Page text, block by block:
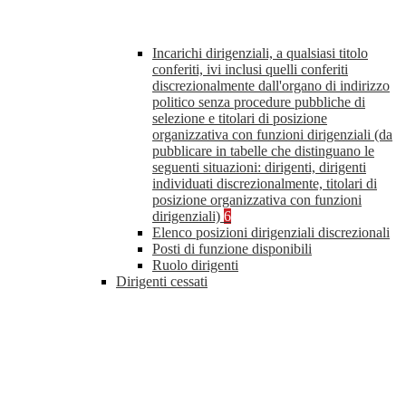
Incarichi dirigenziali, a qualsiasi titolo
conferiti, ivi inclusi quelli conferiti
discrezionalmente dall'organo di indirizzo
politico senza procedure pubbliche di
selezione e titolari di posizione
organizzativa con funzioni dirigenziali (da
pubblicare in tabelle che distinguano le
seguenti situazioni: dirigenti, dirigenti
individuati discrezionalmente, titolari di
posizione organizzativa con funzioni
dirigenziali) 6
Elenco posizioni dirigenziali discrezionali
Posti di funzione disponibili
Ruolo dirigenti
Dirigenti cessati